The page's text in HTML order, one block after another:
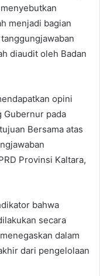
menjadi bagian
diaudit oleh Badan
opini
Gubernur pada
Bersama atas
Provinsi Kaltara,
bahwa
secara
dalam
dari pengelolaan